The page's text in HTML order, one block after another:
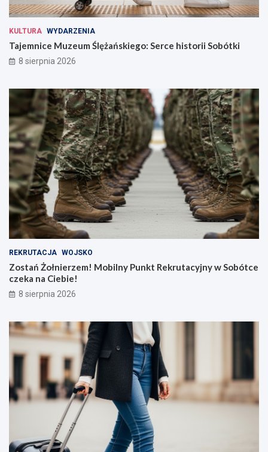
KULTURA WYDARZENIA
Tajemnice Muzeum Ślężańskiego: Serce historii Sobótki
8 sierpnia 2026
REKRUTACJA WOJSKO
Zostań Żołnierzem! Mobilny Punkt Rekrutacyjny w Sobótce
czeka na Ciebie!
8 sierpnia 2026